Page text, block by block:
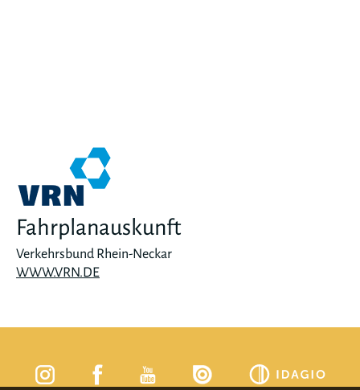
Fahrplanauskunft
Verkehrsbund Rhein-Neckar
WWW.VRN.DE